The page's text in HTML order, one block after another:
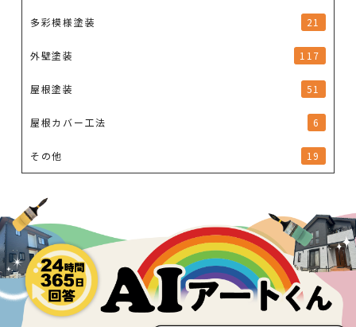
多彩模様塗装 21
外壁塗装 117
屋根塗装 51
屋根カバー工法 6
その他 19